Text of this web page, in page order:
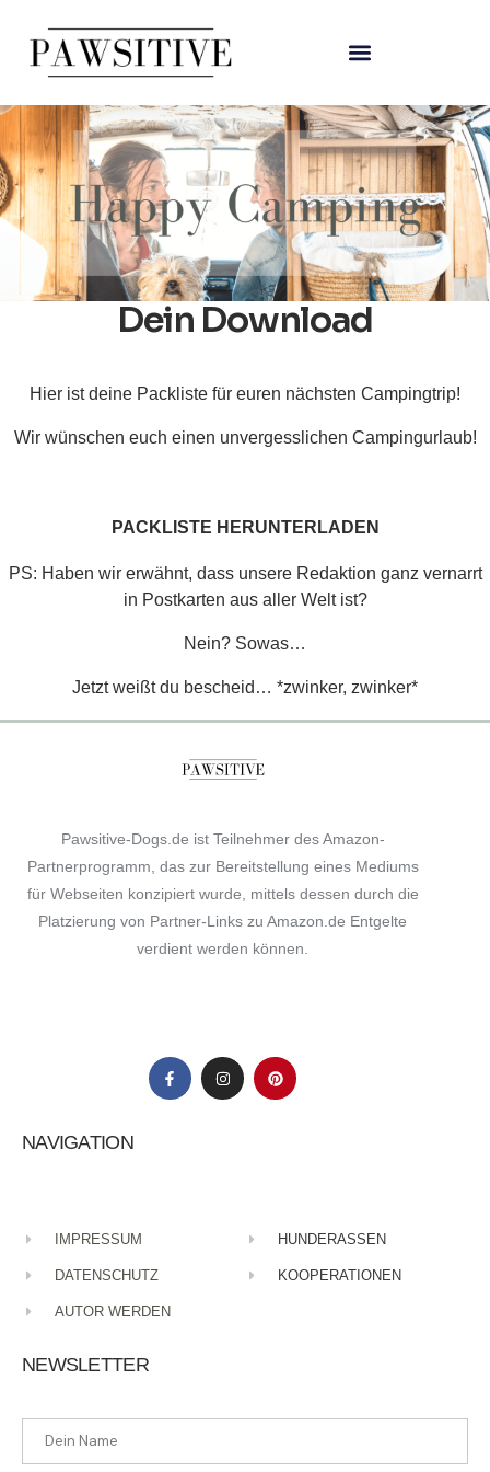
Dein Download
Hier ist deine Packliste für euren nächsten Campingtrip!
Wir wünschen euch einen unvergesslichen Campingurlaub!
PACKLISTE HERUNTERLADEN
PS: Haben wir erwähnt, dass unsere Redaktion ganz vernarrt
in Postkarten aus aller Welt ist?
Nein? Sowas…
Jetzt weißt du bescheid… *zwinker, zwinker*
Pawsitive-Dogs.de ist Teilnehmer des Amazon-
Partnerprogramm, das zur Bereitstellung eines Mediums
für Webseiten konzipiert wurde, mittels dessen durch die
Platzierung von Partner-Links zu Amazon.de Entgelte
verdient werden können.
NAVIGATION
IMPRESSUM
DATENSCHUTZ
AUTOR WERDEN
HUNDERASSEN
KOOPERATIONEN
NEWSLETTER